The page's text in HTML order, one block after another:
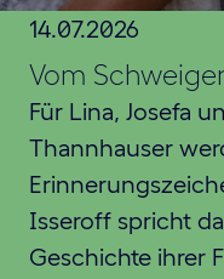
Vom
14.07.2026
Für Lina, Josefa
Thannhauser
Isseroff spricht
Geschichte ihrer